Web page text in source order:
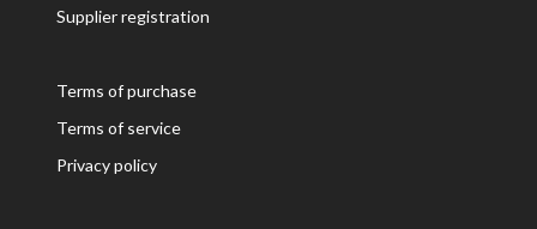
Supplier registration
Terms of purchase
Terms of service
Privacy policy